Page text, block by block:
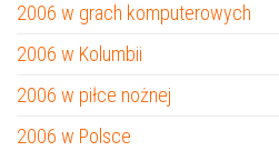
2006 w grach komputerowych
2006 w Kolumbii
2006 w piłce nożnej
2006 w Polsce